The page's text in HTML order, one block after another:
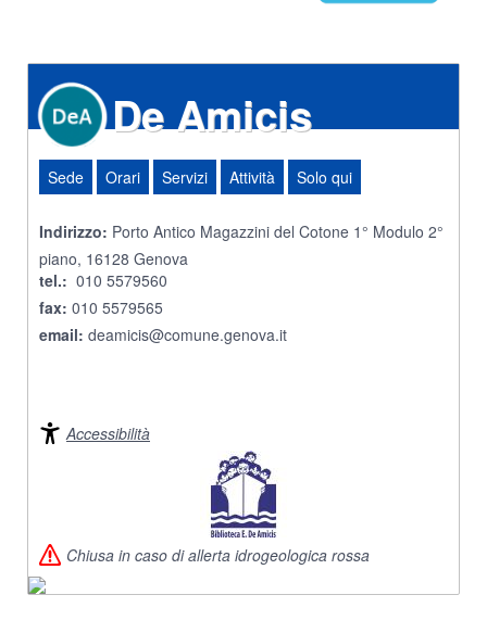
De Amicis
Sede Orari Servizi Attività Solo qui
Indirizzo: Porto Antico Magazzini del Cotone 1° Modulo 2°
piano, 16128 Genova
tel.: 010 5579560
fax: 010 5579565
email: deamicis@comune.genova.it
Accessibilità
Chiusa in caso di allerta idrogeologica rossa